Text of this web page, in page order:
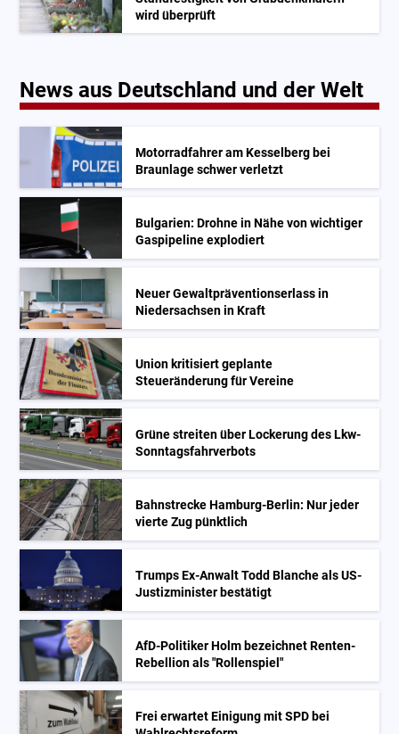
wird überprüft
News aus Deutschland und der Welt
Motorradfahrer am Kesselberg bei
Braunlage schwer verletzt
Bulgarien: Drohne in Nähe von wichtiger
Gaspipeline explodiert
Neuer Gewaltpräventionserlass in
Niedersachsen in Kraft
Union kritisiert geplante
Steueränderung für Vereine
Grüne streiten über Lockerung des Lkw-
Sonntagsfahrverbots
Bahnstrecke Hamburg-Berlin: Nur jeder
vierte Zug pünktlich
Trumps Ex-Anwalt Todd Blanche als US-
Justizminister bestätigt
AfD-Politiker Holm bezeichnet Renten-
Rebellion als "Rollenspiel"
Frei erwartet Einigung mit SPD bei